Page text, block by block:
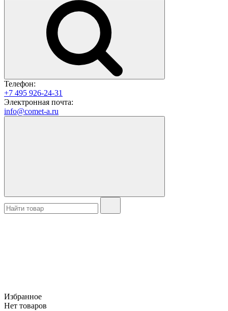
Телефон:
+7 495 926-24-31
Электронная почта:
info@comet-a.ru
Избранное
Нет товаров